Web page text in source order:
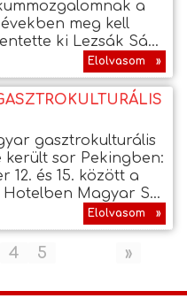
a
meg kell
ki Lezsák Sá...
Elolvasom »
gasztrokulturális
került sor Pekingben:
12. és 15. között a
Magyar S...
Elolvasom »
4 5 »